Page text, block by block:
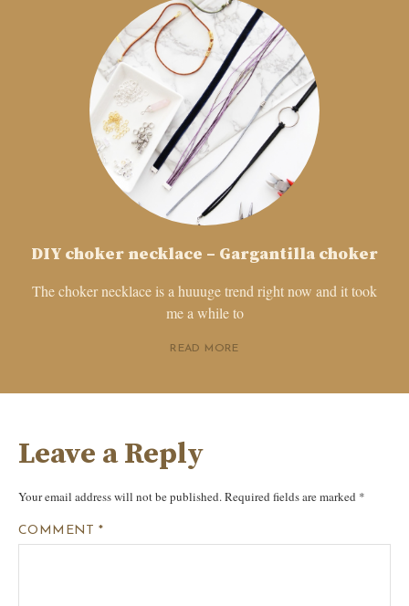
DIY choker necklace – Gargantilla choker
The choker necklace is a huuuge trend right now and it took
me a while to
READ MORE
Leave a Reply
Your email address will not be published.Required fields are marked *
COMMENT*